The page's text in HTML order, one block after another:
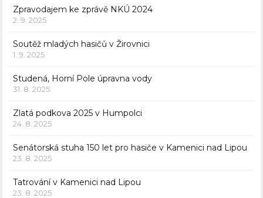
Zpravodajem ke zprávě NKÚ 2024
2. 9. 2025
Soutěž mladých hasičů v Žirovnici
1. 9. 2025
Studená, Horní Pole úpravna vody
31. 8. 2025
Zlatá podkova 2025 v Humpolci
24. 8. 2025
Senátorská stuha 150 let pro hasiče v Kamenici nad Lipou
23. 8. 2025
Tatrování v Kamenici nad Lipou
23. 8. 2025